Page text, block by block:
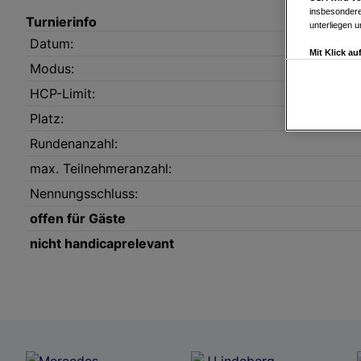
Turnierinfo
Datum:
Modus:
HCP-Limit:
Platz:
Rundenanzahl:
max. Teilnehmeranzahl:
Nennungsschluss:
offen für Gäste
nicht handicaprelevant
unterliegen
Mit Klick